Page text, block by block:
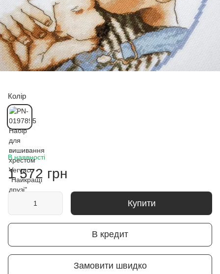
Колір
В наявності
1 572 грн
Купити
В кредит
Замовити швидко